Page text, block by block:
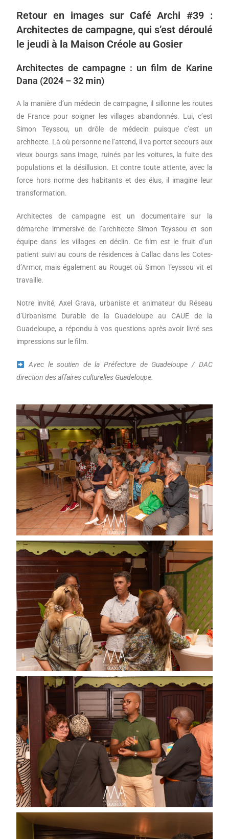
Retour en images sur Café Archi #39 :
Architectes de campagne, qui s’est déroulé
le jeudi à la Maison Créole au Gosier
Architectes de campagne : un film de Karine
Dana (2024 – 32 min)
A la manière d’un médecin de campagne, il sillonne les routes
de France pour soigner les villages abandonnés. Lui, c’est
Simon Teyssou, un drôle de médecin puisque c’est un
architecte. Là où personne ne l’attend, il va porter secours aux
vieux bourgs sans image, ruinés par les voitures, la fuite des
populations et la désillusion. Et contre toute attente, avec la
force hors norme des habitants et des élus, il imagine leur
transformation.
Architectes de campagne est un documentaire sur la
démarche immersive de l’architecte Simon Teyssou et son
équipe dans les villages en déclin. Ce film est le fruit d’un
patient suivi au cours de résidences à Callac dans les Cotes-
d’Armor, mais également au Rouget où Simon Teyssou vit et
travaille.
Notre invité, Axel Grava, urbaniste et animateur du Réseau
d’Urbanisme Durable de la Guadeloupe au CAUE de la
Guadeloupe, a répondu à vos questions après avoir livré ses
impressions sur le film.
Avec le soutien de laPréfecture de Guadeloupe / DAC
direction des affaires culturelles Guadeloupe.